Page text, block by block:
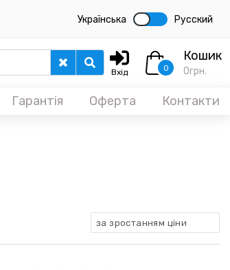
Українська Русский
Вхід 0
Кошик
0грн.
Гарантія Оферта Контакти
за зростанням ціни